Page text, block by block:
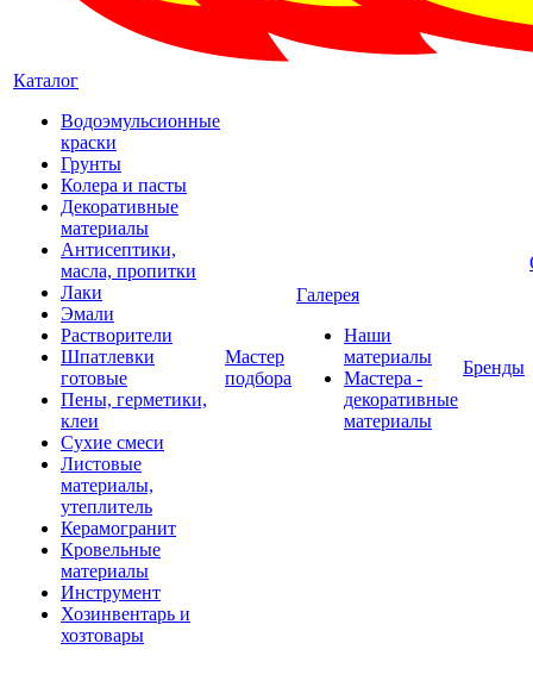
Каталог
Водоэмульсионные
краски
Грунты
Колера и пасты
Декоративные
материалы
Антисептики,
масла, пропитки
Лаки
Эмали
Растворители
Шпатлевки
готовые
Пены, герметики,
клеи
Сухие смеси
Листовые
материалы,
утеплитель
Керамогранит
Кровельные
материалы
Инструмент
Хозинвентарь и
хозтовары
Мастер
подбора
Галерея
Наши
материалы
Мастера -
декоративные
материалы
Бренды